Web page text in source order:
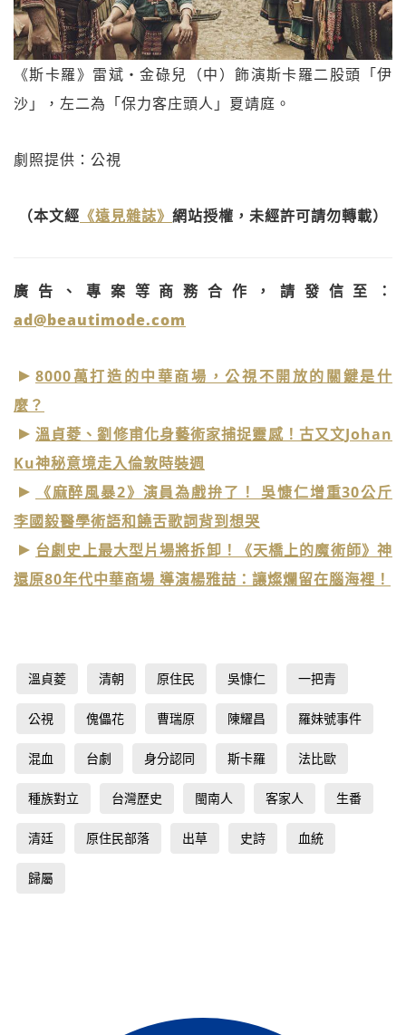
《斯卡羅》雷斌・金碌兒（中）飾演斯卡羅二股頭「伊
沙」，左二為「保力客庄頭人」夏靖庭。
劇照提供：公視
（本文經 《遠見雜誌》 網站授權，未經許可請勿轉載）
廣告、專案等商務合作，請發信至：
ad@beautimode.com
8000萬打造的中華商場，公視不開放的關鍵是什
麼？
溫貞菱、劉修甫化身藝術家捕捉靈感！古又文Johan
Ku神秘意境走入倫敦時裝週
《麻醉風暴2》演員為戲拚了！ 吳慷仁增重30公斤
李國毅醫學術語和饒舌歌詞背到想哭
台劇史上最大型片場將拆卸！《天橋上的魔術師》神
還原80年代中華商場 導演楊雅喆：讓燦爛留在腦海裡！
溫貞菱 清朝 原住民 吳慷仁 一把青
公視 傀儡花 曹瑞原 陳耀昌 羅妹號事件
混血 台劇 身分認同 斯卡羅 法比歐
種族對立 台灣歷史 閩南人 客家人 生番
清廷 原住民部落 出草 史詩 血統
歸屬